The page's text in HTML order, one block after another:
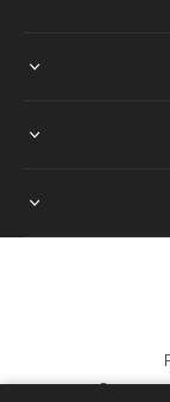
Copyright © 2026